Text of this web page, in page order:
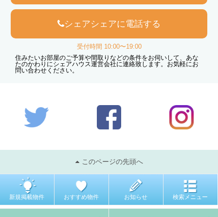
シェアシェアに電話する
受付時間 10:00〜19:00
住みたいお部屋のご予算や間取りなどの条件をお伺いして、あな
たのかわりにシェアハウス運営会社に連絡致します。お気軽にお
問い合わせください。
このページの先頭へ
新規掲載物件 おすすめ物件 お知らせ 検索メニュー